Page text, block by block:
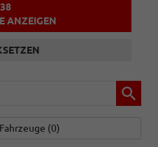
ANZEIGEN
(0)